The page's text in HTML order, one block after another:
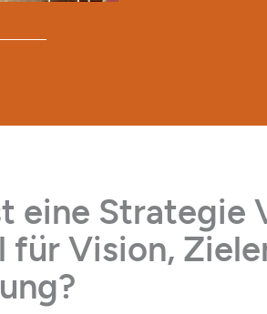
eine Strategie
für Vision,